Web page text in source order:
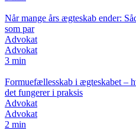
Når mange års ægteskab ender:
som par
Advokat
Advokat
3 min
Formuefællesskab i ægteskabet –
det fungerer i praksis
Advokat
Advokat
2 min